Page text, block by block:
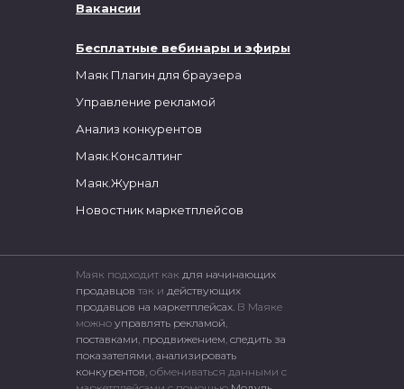
Бесплатные вебинары и эфиры
Маяк Плагин для браузера
Управление рекламой
Анализ конкурентов
Маяк.Консалтинг
Маяк.Журнал
Новостник маркетплейсов
Вакансии
Маяк подходит как для начинающих
продавцов так и действующих
продавцов на маркетплейсах. В Маяке
можно управлять рекламой,
поставками, продвижением, следить за
показателями, анализировать
конкурентов, обмениваться данными с